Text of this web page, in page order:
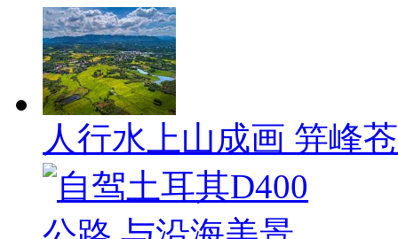
人行水上山成画 笄峰